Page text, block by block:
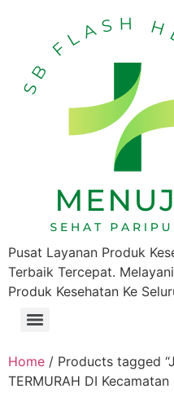
Pusat Layanan Produk
Terbaik Tercepat.
Produk Kesehatan Ke
Home / Products tagged
TERMURAH DI Kecamatan